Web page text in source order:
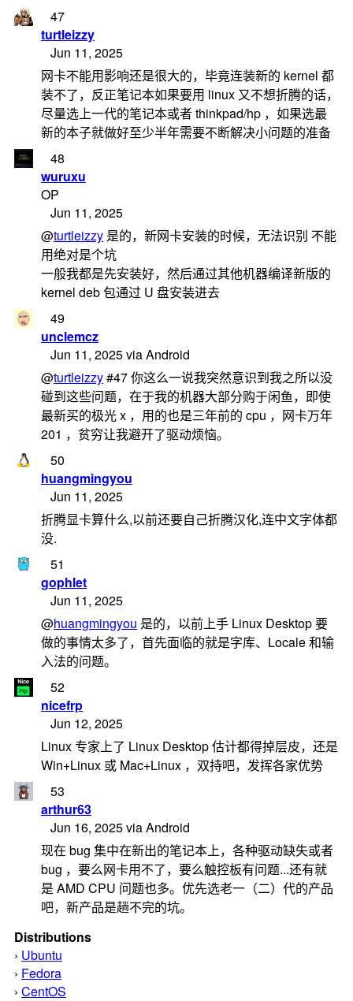
47
turtleizzy
Jun 11, 2025
网卡不能用影响还是很大的，毕竟连装新的 kernel 都
装不了，反正笔记本如果要用 linux 又不想折腾的话，
尽量选上一代的笔记本或者 thinkpad/hp ，如果选最
新的本子就做好至少半年需要不断解决小问题的准备
48
wuruxu
OP
Jun 11, 2025
@turtleizzy 是的，新网卡安装的时候，无法识别 不能
用绝对是个坑
一般我都是先安装好，然后通过其他机器编译新版的
kernel deb 包通过 U 盘安装进去
49
unclemcz
Jun 11, 2025 via Android
@turtleizzy#47 你这么一说我突然意识到我之所以没
碰到这些问题，在于我的机器大部分购于闲鱼，即使
最新买的极光 x ，用的也是三年前的 cpu ，网卡万年
201 ，贫穷让我避开了驱动烦恼。
50
huangmingyou
Jun 11, 2025
折腾显卡算什么,以前还要自己折腾汉化,连中文字体都
没.
51
gophlet
Jun 11, 2025
@huangmingyou 是的，以前上手 Linux Desktop 要
做的事情太多了，首先面临的就是字库、Locale 和输
入法的问题。
52
nicefrp
Jun 12, 2025
Linux 专家上了 Linux Desktop 估计都得掉层皮，还是
Win+Linux 或 Mac+Linux ，双持吧，发挥各家优势
53
arthur63
Jun 16, 2025 via Android
现在 bug 集中在新出的笔记本上，各种驱动缺失或者
bug ，要么网卡用不了，要么触控板有问题...还有就
是 AMD CPU 问题也多。优先选老一（二）代的产品
吧，新产品是趟不完的坑。
Distributions
› Ubuntu
› Fedora
› CentOS